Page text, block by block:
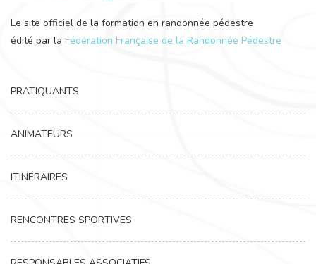
Le site officiel de la formation en randonnée pédestre
édité par la Fédération Française de la Randonnée Pédestre
PRATIQUANTS
ANIMATEURS
ITINÉRAIRES
RENCONTRES SPORTIVES